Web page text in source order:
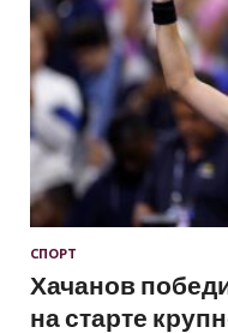
СПОРТ
Хачанов
на старте